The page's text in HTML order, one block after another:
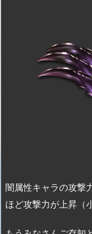
闇属性キャラの攻撃
ほど攻撃力が上昇（